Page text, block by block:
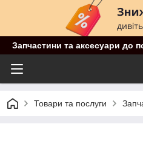
Запчастини та аксесуари до
Товари та послуги